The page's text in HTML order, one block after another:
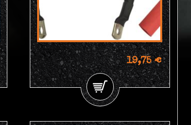
19,75 €